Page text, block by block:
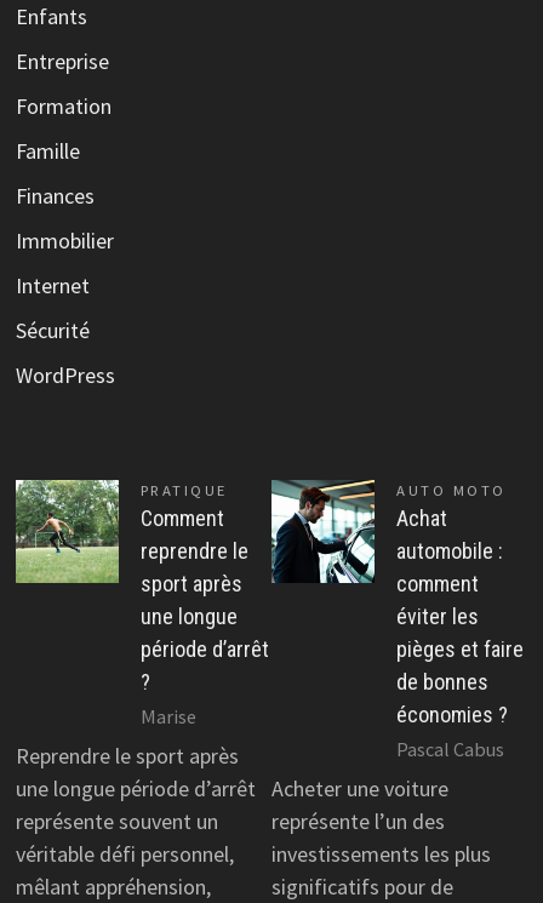
Enfants
Entreprise
Formation
Famille
Finances
Immobilier
Internet
Sécurité
WordPress
PRATIQUE
Comment
reprendre le
sport après
une longue
période d’arrêt
?
Marise
Reprendre le sport après
une longue période d’arrêt
représente souvent un
véritable défi personnel,
mêlant appréhension,
AUTO MOTO
Achat
automobile :
comment
éviter les
pièges et faire
de bonnes
économies ?
Pascal Cabus
Acheter une voiture
représente l’un des
investissements les plus
significatifs pour de